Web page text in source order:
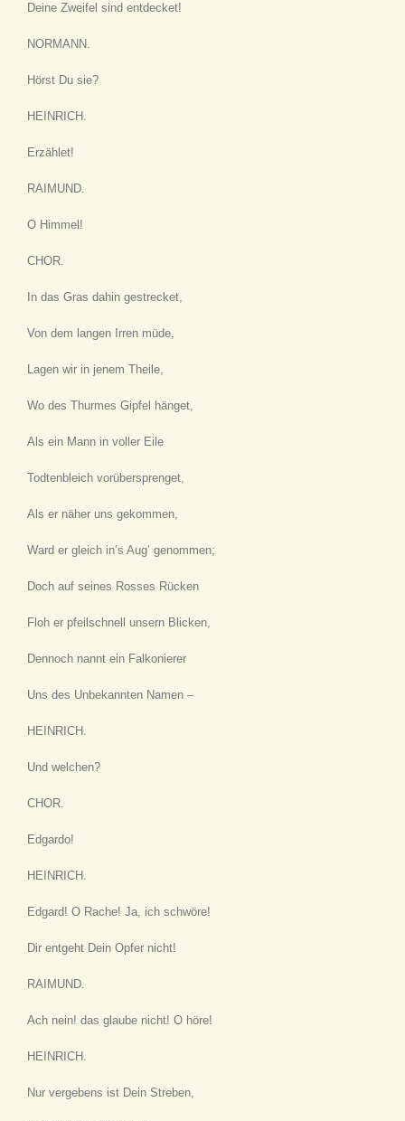
Deine Zweifel sind entdecket!
NORMANN.
Hörst Du sie?
HEINRICH.
Erzählet!
RAIMUND.
O Himmel!
CHOR.
In das Gras dahin gestrecket,
Von dem langen Irren müde,
Lagen wir in jenem Theile,
Wo des Thurmes Gipfel hänget,
Als ein Mann in voller Eile
Todtenbleich vorübersprenget,
Als er näher uns gekommen,
Ward er gleich in’s Aug’ genommen;
Doch auf seines Rosses Rücken
Floh er pfeilschnell unsern Blicken,
Dennoch nannt ein Falkonierer
Uns des Unbekannten Namen –
HEINRICH.
Und welchen?
CHOR.
Edgardo!
HEINRICH.
Edgard! O Rache! Ja, ich schwöre!
Dir entgeht Dein Opfer nicht!
RAIMUND.
Ach nein! das glaube nicht! O höre!
HEINRICH.
Nur vergebens ist Dein Streben,